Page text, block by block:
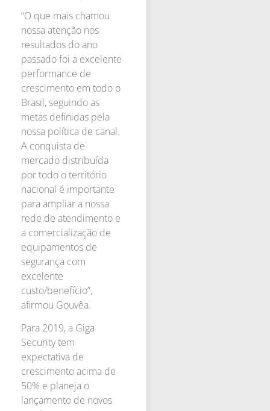
“O que mais chamou
nossa atenção nos
resultados do ano
passado foi a excelente
performance de
crescimento em todo o
Brasil, seguindo as
metas definidas pela
nossa política de canal.
A conquista de
mercado distribuída
por todo o território
nacional é importante
para ampliar a nossa
rede de atendimento e
a comercialização de
equipamentos de
segurança com
excelente
custo/benefício”,
afirmou Gouvêa.
Para 2019, a Giga
Security tem
expectativa de
crescimento acima de
50% e planeja o
lançamento de novos